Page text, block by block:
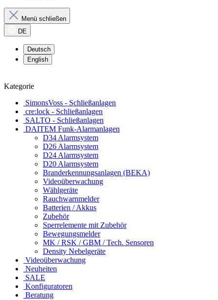
Menü schließen
DE
Deutsch
English
Kategorie
SimonsVoss - Schließanlagen
cre:lock - Schließanlagen
SALTO - Schließanlagen
DAITEM Funk-Alarmanlagen
D34 Alarmsystem
D26 Alarmsystem
D24 Alarmsystem
D20 Alarmsystem
Branderkennungsanlagen (BEKA)
Videoüberwachung
Wählgeräte
Rauchwarnmelder
Batterien / Akkus
Zubehör
Sperrelemente mit Zubehör
Bewegungsmelder
MK / RSK / GBM / Tech. Sensoren
Density Nebelgeräte
Videoüberwachung
Neuheiten
SALE
Konfiguratoren
Beratung